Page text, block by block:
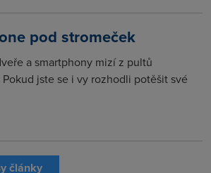
pod stromeček
a smartphony mizí z pultů
jste se i vy rozhodli potěšit své
články